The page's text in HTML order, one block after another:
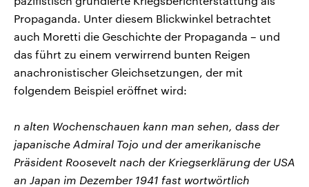
Propaganda. Unter diesem Blickwinkel betrachtet
auch Moretti die Geschichte der Propaganda – und
das führt zu einem verwirrend bunten Reigen
anachronistischer Gleichsetzungen, der mit
folgendem Beispiel eröffnet wird:
n alten Wochenschauen kann man sehen, dass der
japanische Admiral Tojo und der amerikanische
Präsident Roosevelt nach der Kriegserklärung der USA
an Japan im Dezember 1941 fast wortwörtlich